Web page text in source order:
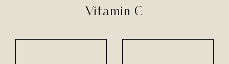
Vitamin C